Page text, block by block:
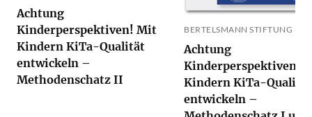
Achtung
Kinderperspektiven! Mit
Kindern KiTa-Qualität
entwickeln –
Methodenschatz II
BERTELSMANN STIFTUNG
Achtung
Kinderperspektiven!
Kindern KiTa-Qualität
entwickeln –